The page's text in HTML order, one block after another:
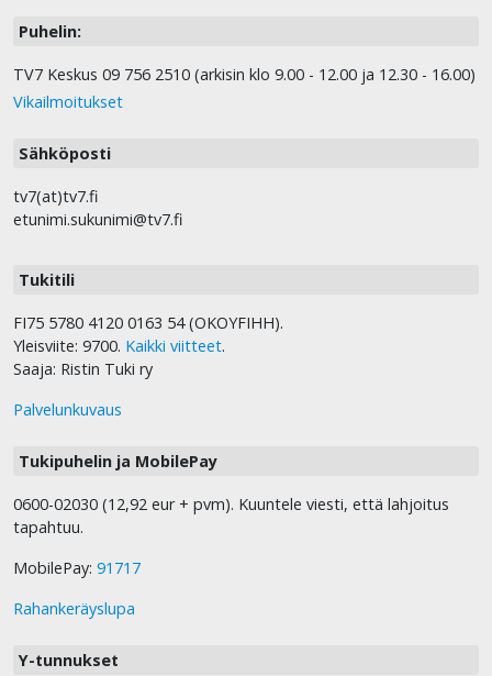
Puhelin:
TV7 Keskus 09 756 2510 (arkisin klo 9.00 - 12.00 ja 12.30 - 16.00)
Vikailmoitukset
Sähköposti
tv7(at)tv7.fi
etunimi.sukunimi@tv7.fi
Tukitili
FI75 5780 4120 0163 54 (OKOYFIHH).
Yleisviite: 9700. Kaikki viitteet.
Saaja: Ristin Tuki ry
Palvelunkuvaus
Tukipuhelin ja MobilePay
0600-02030 (12,92 eur + pvm). Kuuntele viesti, että lahjoitus
tapahtuu.
MobilePay: 91717
Rahankeräyslupa
Y-tunnukset